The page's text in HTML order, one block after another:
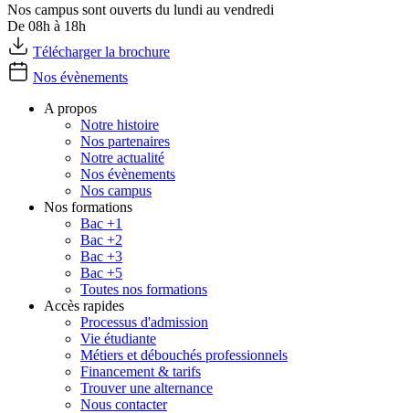
Nos campus sont ouverts du lundi au vendredi
De 08h à 18h
Télécharger la brochure
Nos évènements
A propos
Notre histoire
Nos partenaires
Notre actualité
Nos évènements
Nos campus
Nos formations
Bac +1
Bac +2
Bac +3
Bac +5
Toutes nos formations
Accès rapides
Processus d'admission
Vie étudiante
Métiers et débouchés professionnels
Financement & tarifs
Trouver une alternance
Nous contacter